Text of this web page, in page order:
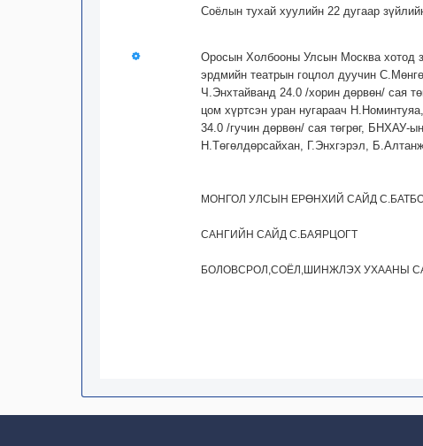
Соёлын тухай хуулийн 22 дугаар
Оросын Холбооны Улсын Москва хотод
эрдмийн театрын гоцлол дуучин
Ч.Энхтайванд 24.0 /хорин дөрвөн/ сая
цом хүртсэн уран нугараач
34.0 /гучин дөрвөн/ сая төгрөг, БНХАУ-
Н.Төгөлдөрсайхан, Г.Энхгэрэл,
МОНГОЛ УЛСЫН ЕРӨНХИЙ САЙД
САНГИЙН САЙД С.БАЯРЦОГТ
БОЛОВСРОЛ,СОЁЛ,ШИНЖЛЭХ УХААНЫ